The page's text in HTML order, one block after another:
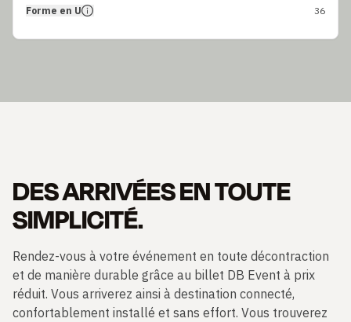
Forme en U 36
DES ARRIVÉES EN TOUTE
SIMPLICITÉ.
Rendez-vous à votre événement en toute décontraction
et de manière durable grâce au billet DB Event à prix
réduit. Vous arriverez ainsi à destination connecté,
confortablement installé et sans effort. Vous trouverez